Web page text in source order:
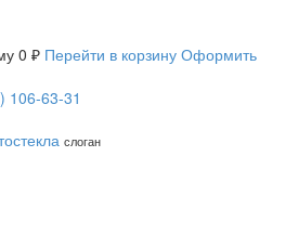
0 ₽ Перейти в корзину Оформить
106-63-31
слоган